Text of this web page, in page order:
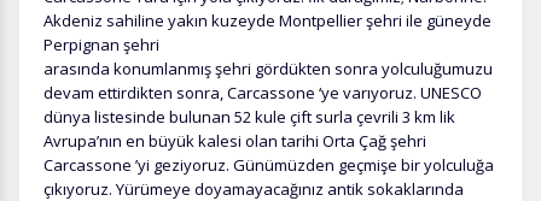
Akdeniz sahiline yakın kuzeyde Montpellier şehri ile güneyde
Perpignan şehri
arasında konumlanmış şehri gördükten sonra yolculuğumuzu
devam ettirdikten sonra, Carcassone ‘ye varıyoruz. UNESCO
dünya listesinde bulunan 52 kule çift surla çevrili 3 km lik
Avrupa’nın en büyük kalesi olan tarihi Orta Çağ şehri
Carcassone ’yi geziyoruz. Günümüzden geçmişe bir yolculuğa
çıkıyoruz. Yürümeye doyamayacağınız antik sokaklarında